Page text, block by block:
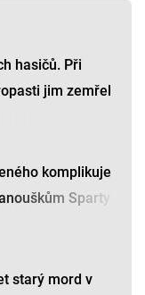
hasičů. Při
jim zemřel
komplikuje
Sparty
starý mord v